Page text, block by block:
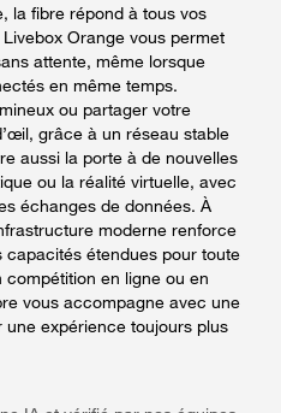
la fibre répond à tous vos
Orange vous permet
attente, même lorsque
en même temps.
ou partager votre
grâce à un réseau stable
aussi la porte à de nouvelles
ou la réalité virtuelle, avec
échanges de données. À
moderne renforce
étendues pour toute
compétition en ligne ou en
vous accompagne avec une
expérience toujours plus